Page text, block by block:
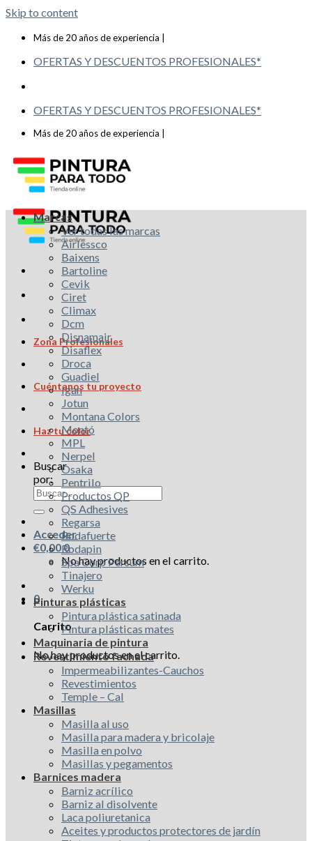
Skip to content
Más de 20 años de experiencia |
OFERTAS Y DESCUENTOS PROFESIONALES*
OFERTAS Y DESCUENTOS PROFESIONALES*
Más de 20 años de experiencia |
Zona Profesionales
Cuéntanos tu proyecto
Haz tu color
Buscar
por:
Acceder
€0,000
No hay productos en el carrito.
0
Carrito
No hay productos en el carrito.
Marcas
Ver todas las marcas
Airlessco
Baixens
Bartoline
Cevik
Ciret
Climax
Dcm
Disnamair
Disaflex
Droca
Guadiel
Igan
Jotun
Montana Colors
Montó
MPL
Nerpel
Osaka
Pentrilo
Productos QP
QS Adhesives
Regarsa
Rodafuerte
Rodapin
Spa Corp Persum
Tinajero
Werku
Pinturas plásticas
Pintura plástica satinada
Pintura plásticas mates
Maquinaria de pintura
Revestimiento fachada
Impermeabilizantes-Cauchos
Revestimientos
Temple – Cal
Masillas
Masilla al uso
Masilla para madera y bricolaje
Masilla en polvo
Masillas y pegamentos
Barnices madera
Barniz acrílico
Barniz al disolvente
Laca poliuretanica
Aceites y productos protectores de jardín